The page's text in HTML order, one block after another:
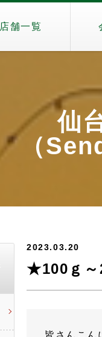
店舗一覧
仙
（
2023.03.20
★100ｇ～
皆さんこん